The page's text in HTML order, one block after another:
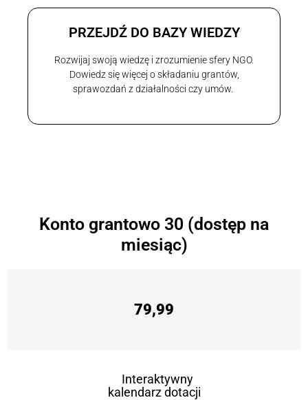
PRZEJDŹ DO BAZY WIEDZY
Rozwijaj swoją wiedzę i zrozumienie sfery NGO.
Dowiedz się więcej o składaniu grantów,
sprawozdań z działalności czy umów.
Konto grantowo 30 (dostęp na
miesiąc)
79,99
Interaktywny
kalendarz dotacji